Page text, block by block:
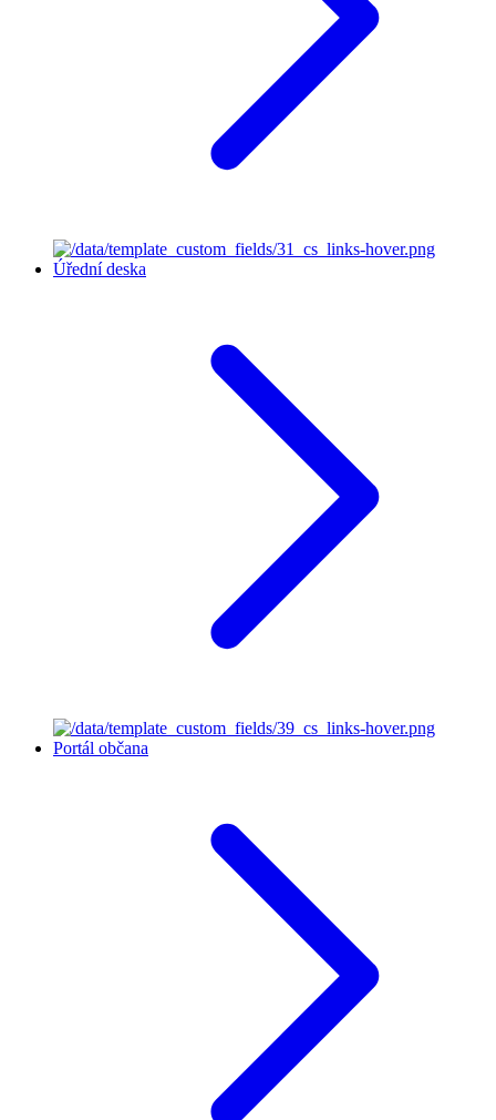
Úřední deska
Portál občana